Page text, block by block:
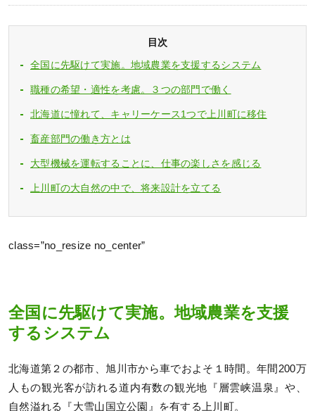
目次
全国に先駆けて実施。地域農業を支援するシステム
職種の希望・適性を考慮。３つの部門で働く
北海道に憧れて、キャリーケース1つで上川町に移住
畜産部門の働き方とは
大型機械を運転することに、仕事の楽しさを感じる
上川町の大自然の中で、将来設計を立てる
class=”no_resize no_center”
全国に先駆けて実施。地域農業を支援
するシステム
北海道第２の都市、旭川市から車でおよそ１時間。年間200万
人もの観光客が訪れる道内有数の観光地『層雲峡温泉』や、
自然溢れる『大雪山国立公園』を有する上川町。